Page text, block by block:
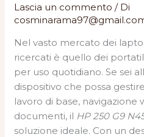
Lascia un commento / Di
Nel vasto mercato dei
ricercati è quello dei
per uso quotidiano. Se sei
dispositivo che possa
lavoro di base, navigazione
documenti, il HP 250 G9
soluzione ideale. Con un